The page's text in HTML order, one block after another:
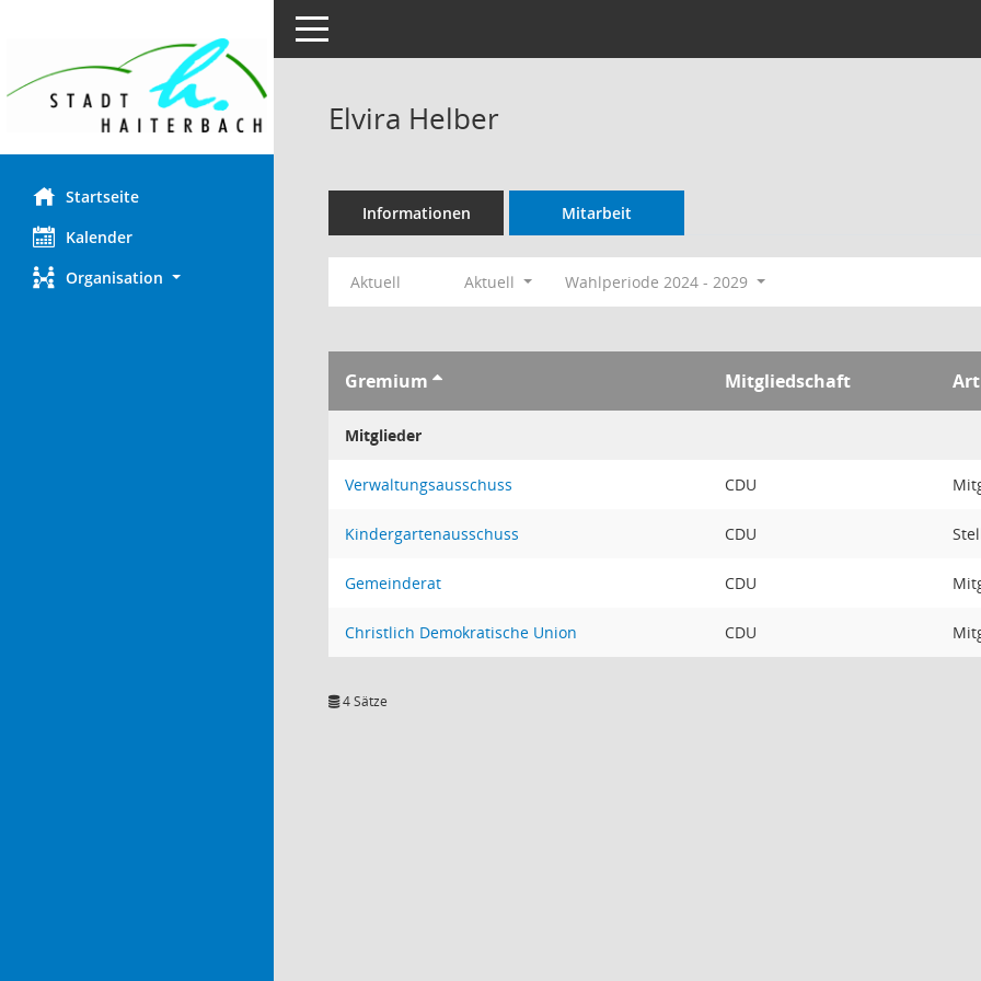
Startseite
Kalender
Organisation
Toggle navigation
Elvira Helber
Informationen Mitarbeit
Aktuell Aktuell Wahlperiode 2024 - 2029
Gremium Mitgliedschaft
Mitglieder
Verwaltungsausschuss CDU
Kindergartenausschuss CDU
Gemeinderat CDU
Christlich Demokratische Union CDU
4 Sätze